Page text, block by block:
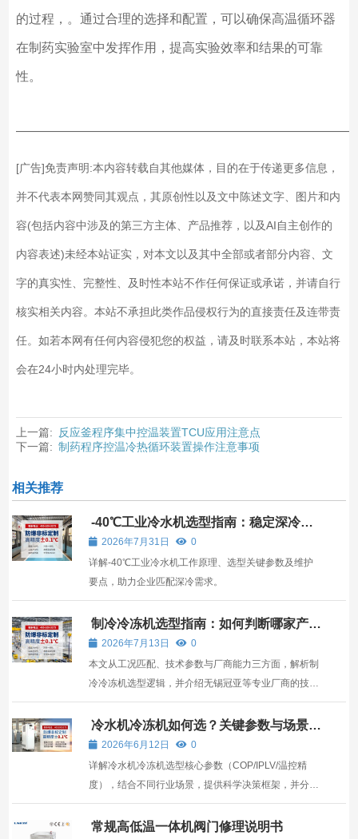
的过程，。通过合理的选择和配置，可以确保高温循环器
在制药实验室中发挥作用，提高实验效率和结果的可靠
性。
[广告]免责声明:本内容转载自其他媒体，目的在于传递更多信息，
并不代表本网赞同其观点，其原创性以及文中陈述文字、图片和内
容(包括内容中涉及的第三方主体、产品推荐，以及AI自主创作的
内容表述)未经本站证实，对本文以及其中全部或者部分内容、文
字的真实性、完整性、及时性本站不作任何保证或承诺，并请自行
核实相关内容。本站不承担此类作品侵权行为的直接责任及连带责
任。如若本网有任何内容侵犯您的权益，请及时联系本站，本站将
会在24小时内处理完毕。
上一篇: 反应釜程序集中控温装置TCU应用注意点
下一篇: 制药程序控温冷热循环装置操作注意事项
相关推荐
-40℃工业冷水机选型指南：稳定深冷背
后的四大关键要素
2026年7月31日
0
详解-40℃工业冷水机工作原理、选型关键参数及维护
要点，助力企业匹配深冷需求。
制冷冷冻机选型指南：如何判断哪家产品
更值得信赖
2026年7月13日
0
本文从工况匹配、技术参数与厂商能力三方面，解析制
冷冷冻机选型逻辑，并介绍无锡冠亚等专业厂商的技术
优势与适用场景。
冷水机冷冻机如何选？关键参数与场景化
决策指南
2026年6月12日
0
详解冷水机冷冻机选型核心参数（COP/IPLV/温控精
度），结合不同行业场景，提供科学决策框架，并分析
无锡冠亚恒温制冷等专业的优势。
常规高低温一体机阀门修理说明书